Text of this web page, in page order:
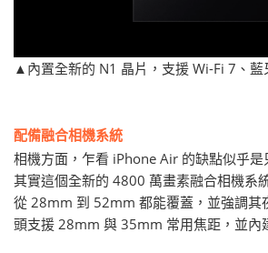
▲內置全新的 N1 晶片，支援 Wi-Fi 7、藍
配備融合相機系統
相機方面，乍看 iPhone Air 的缺點似乎是
其實這個全新的 4800 萬畫素融合相機系
從 28mm 到 52mm 都能覆蓋，並強調其
頭支援 28mm 與 35mm 常用焦距，並內